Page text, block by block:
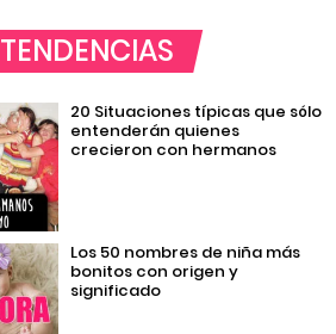
TENDENCIAS
20 Situaciones típicas que sólo
entenderán quienes
crecieron con hermanos
Los 50 nombres de niña más
bonitos con origen y
significado